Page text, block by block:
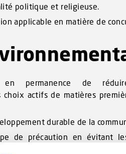
politique et religieuse.
applicable en matière de
en permanence de
choix actifs de matières
durable de la
de précaution en évitant
des risques pour la santé